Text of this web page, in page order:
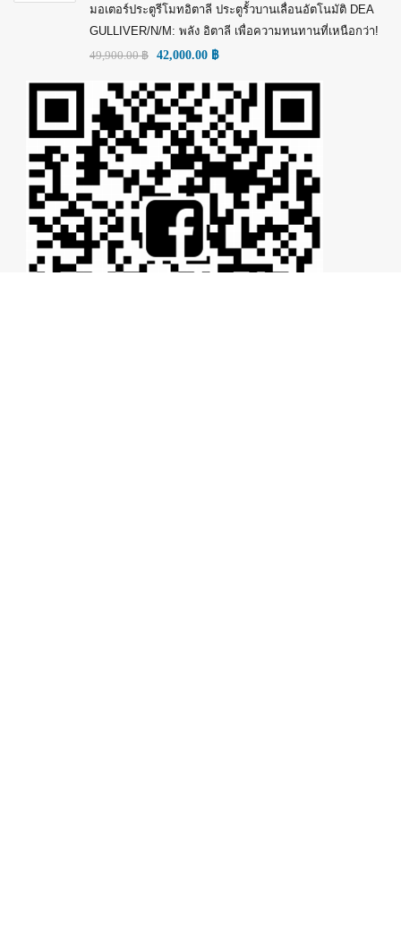
มอเตอร์ประตูรีโมทอิตาลี ประตูรั้วบานเลื่อนอัตโนมัติ DEA
GULLIVER/N/M: พลัง อิตาลี เพื่อความทนทานที่เหนือกว่า!
49,900.00฿ 42,000.00 ฿